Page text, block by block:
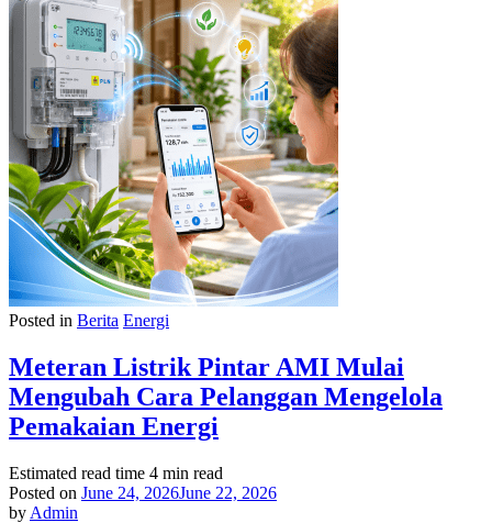
Posted in Berita Energi
Meteran Listrik Pintar AMI Mulai
Mengubah Cara Pelanggan Mengelola
Pemakaian Energi
Estimated read time 4 min read
Posted on June 24, 2026June 22, 2026
by Admin